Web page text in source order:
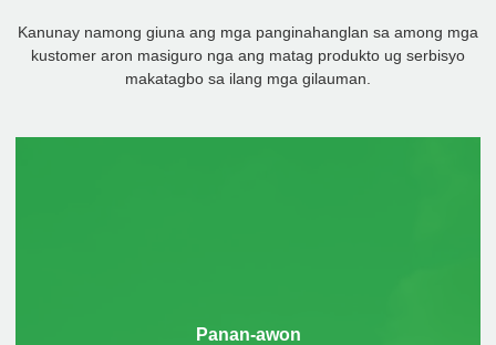
Kanunay namong giuna ang mga panginahanglan sa among mga
kustomer aron masiguro nga ang matag produkto ug serbisyo
makatagbo sa ilang mga gilauman.
Panan-awon